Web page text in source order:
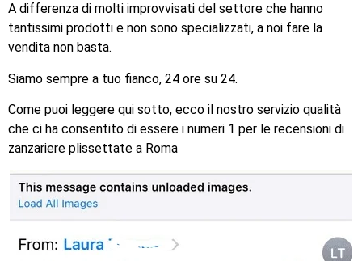
A differenza di molti improvvisati del settore che hanno
tantissimi prodotti e non sono specializzati, a noi fare la
vendita non basta.
Siamo sempre a tuo fianco, 24 ore su 24.
Come puoi leggere qui sotto, ecco il nostro servizio qualità
che ci ha consentito di essere i numeri 1 per le recensioni di
zanzariere plissettate a Roma